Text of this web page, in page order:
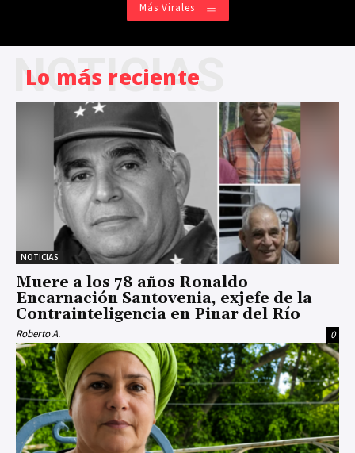
Más Virales
Lo más reciente
NOTICIAS
NOTICIAS
Muere a los 78 años Ronaldo
Encarnación Santovenia, exjefe de la
Contrainteligencia en Pinar del Río
Roberto A. 0